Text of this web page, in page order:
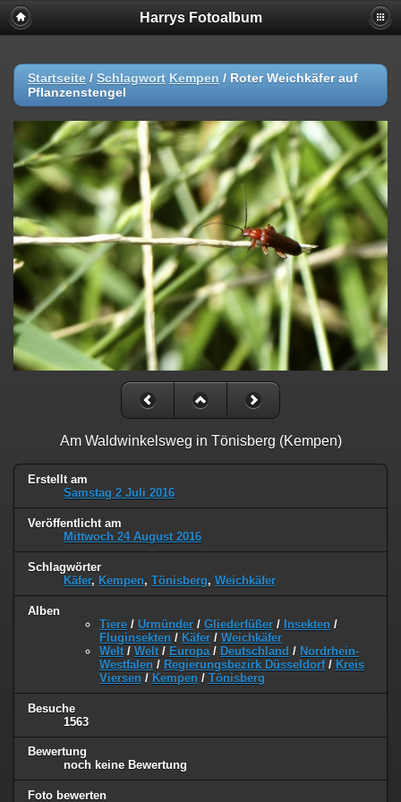
Harrys Fotoalbum
Startseite / Schlagwort Kempen / Roter Weichkäfer auf
Pflanzenstengel
Am Waldwinkelsweg in Tönisberg (Kempen)
Erstellt am
Samstag 2 Juli 2016
Veröffentlicht am
Mittwoch 24 August 2016
Schlagwörter
Käfer, Kempen, Tönisberg, Weichkäfer
Alben
Tiere / Urmünder / Gliederfüßer / Insekten /
Fluginsekten / Käfer / Weichkäfer
Welt / Welt / Europa / Deutschland / Nordrhein-
Westfalen / Regierungsbezirk Düsseldorf/ Kreis
Viersen / Kempen / Tönisberg
Besuche
1563
Bewertung
noch keine Bewertung
Foto bewerten